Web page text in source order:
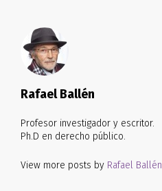
en
una
ventana
nueva)
Rafael Ballén
Profesor investigador y escritor.
Ph.D en derecho público.
View more posts by Rafael Ballén